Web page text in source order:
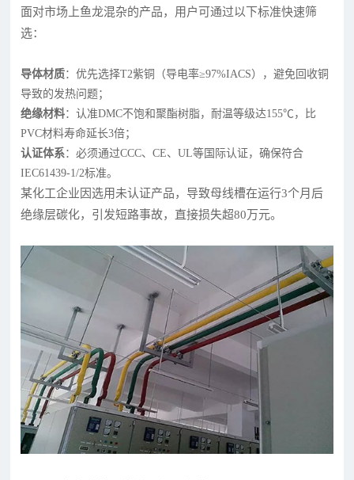
面对市场上鱼龙混杂的产品，用户可通过以下标准快速筛
选：
导体材质：优先选择T2紫铜（导电率≥97%IACS），避免回收铜
导致的发热问题；
绝缘材料：认准DMC不饱和聚酯树脂，耐温等级达155℃，比
PVC材料寿命延长3倍；
认证体系：必须通过CCC、CE、UL等国际认证，确保符合
IEC61439-1/2标准。
某化工企业因选用未认证产品，导致母线槽在运行3个月后
绝缘层碳化，引发短路事故，直接损失超80万元。